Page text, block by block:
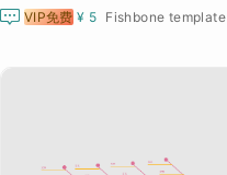
 VIP免费 ¥ 5 Fishbone template